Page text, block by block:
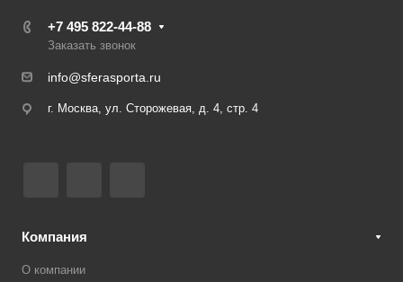
+7 495 822-44-88
Заказать звонок
info@sferasporta.ru
г. Москва, ул. Сторожевая, д. 4, стр. 4
Компания
О компании